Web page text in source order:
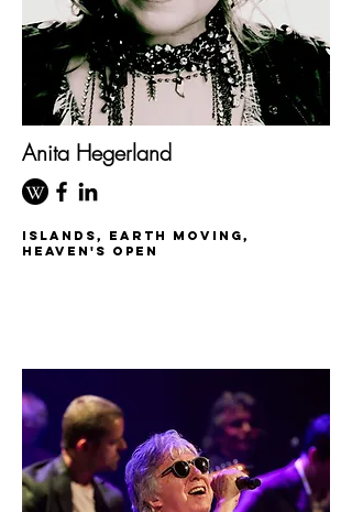
Anita Hegerland
islands, earth moving,
Heaven's Open